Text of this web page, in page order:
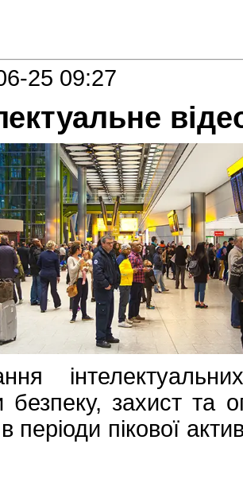
25 09:27
безпеку, захист та
періоди пікової